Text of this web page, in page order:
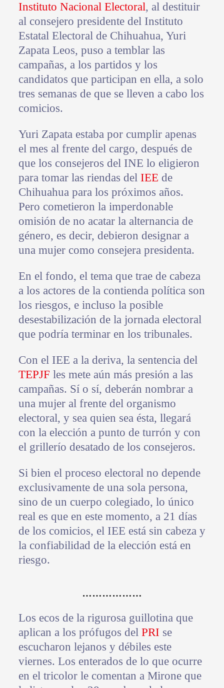
Instituto Nacional Electoral, al destituir
al consejero presidente del Instituto
Estatal Electoral de Chihuahua, Yuri
Zapata Leos, puso a temblar las
campañas, a los partidos y los
candidatos que participan en ella, a solo
tres semanas de que se lleven a cabo los
comicios.
Yuri Zapata estaba por cumplir apenas
el mes al frente del cargo, después de
que los consejeros del INE lo eligieron
para tomar las riendas del IEE de
Chihuahua para los próximos años.
Pero cometieron la imperdonable
omisión de no acatar la alternancia de
género, es decir, debieron designar a
una mujer como consejera presidenta.
En el fondo, el tema que trae de cabeza
a los actores de la contienda política son
los riesgos, e incluso la posible
desestabilización de la jornada electoral
que podría terminar en los tribunales.
Con el IEE a la deriva, la sentencia del
TEPJF les mete aún más presión a las
campañas. Sí o sí, deberán nombrar a
una mujer al frente del organismo
electoral, y sea quien sea ésta, llegará
con la elección a punto de turrón y con
el grillerío desatado de los consejeros.
Si bien el proceso electoral no depende
exclusivamente de una sola persona,
sino de un cuerpo colegiado, lo único
real es que en este momento, a 21 días
de los comicios, el IEE está sin cabeza y
la confiabilidad de la elección está en
riesgo.
………………
Los ecos de la rigurosa guillotina que
aplican a los prófugos del PRI se
escucharon lejanos y débiles este
viernes. Los enterados de lo que ocurre
en el tricolor le comentan a Mirone que